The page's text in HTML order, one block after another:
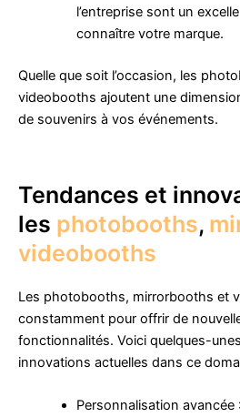
l’entreprise sont un
connaître votre marque.
Quelle que soit l’occasion, les
videobooths ajoutent une
de souvenirs à vos événements.
Tendances et
les photobooths,
videobooths
Les photobooths, mirrorbooths et
constamment pour offrir de
fonctionnalités. Voici quelques-
innovations actuelles dans ce
Personnalisation avancée